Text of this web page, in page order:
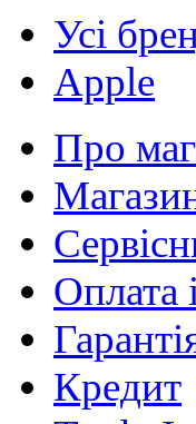
Усі
Apple
Про
Оплата
Кредит